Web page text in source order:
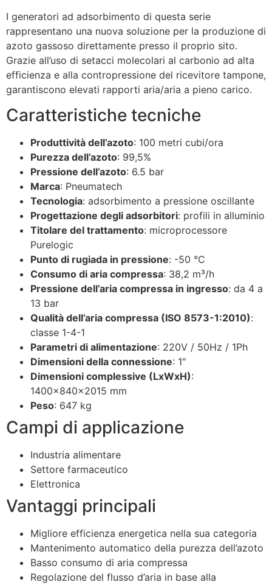
I generatori ad adsorbimento di questa serie
rappresentano una nuova soluzione per la produzione di
azoto gassoso direttamente presso il proprio sito.
Grazie all’uso di setacci molecolari al carbonio ad alta
efficienza e alla contropressione del ricevitore tampone,
garantiscono elevati rapporti aria/aria a pieno carico.
Caratteristiche tecniche
Produttività dell’azoto: 100 metri cubi/ora
Purezza dell’azoto: 99,5%
Pressione dell’azoto: 6.5 bar
Marca: Pneumatech
Tecnologia: adsorbimento a pressione oscillante
Progettazione degli adsorbitori: profili in alluminio
Titolare del trattamento: microprocessore
Purelogic
Punto di rugiada in pressione: -50 °C
Consumo di aria compressa: 38,2 m³/h
Pressione dell’aria compressa in ingresso: da 4 a
13 bar
Qualità dell’aria compressa (ISO 8573-1:2010):
classe 1-4-1
Parametri di alimentazione: 220V / 50Hz / 1Ph
Dimensioni della connessione: 1″
Dimensioni complessive (LxWxH):
1400x840x2015 mm
Peso: 647 kg
Campi di applicazione
Industria alimentare
Settore farmaceutico
Elettronica
Vantaggi principali
Migliore efficienza energetica nella sua categoria
Mantenimento automatico della purezza dell’azoto
Basso consumo di aria compressa
Regolazione del flusso d’aria in base alla